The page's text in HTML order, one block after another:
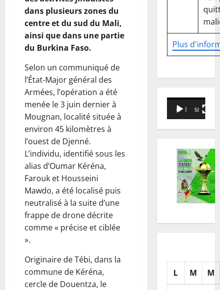
dans plusieurs zones du
centre et du sud du Mali,
ainsi que dans une partie
du Burkina Faso.
Selon un communiqué de
l’État-Major général des
Armées, l’opération a été
menée le 3 juin dernier à
Mougnan, localité située à
environ 45 kilomètres à
l’ouest de Djenné.
L’individu, identifié sous les
alias d’Oumar Kéréna,
Farouk et Housseini
Mawdo, a été localisé puis
neutralisé à la suite d’une
frappe de drone décrite
comme « précise et ciblée
».
Originaire de Tébi, dans la
commune de Kéréna,
cercle de Douentza, le
Plus
Lecteur
vidéo
00:00 58:18
L M M